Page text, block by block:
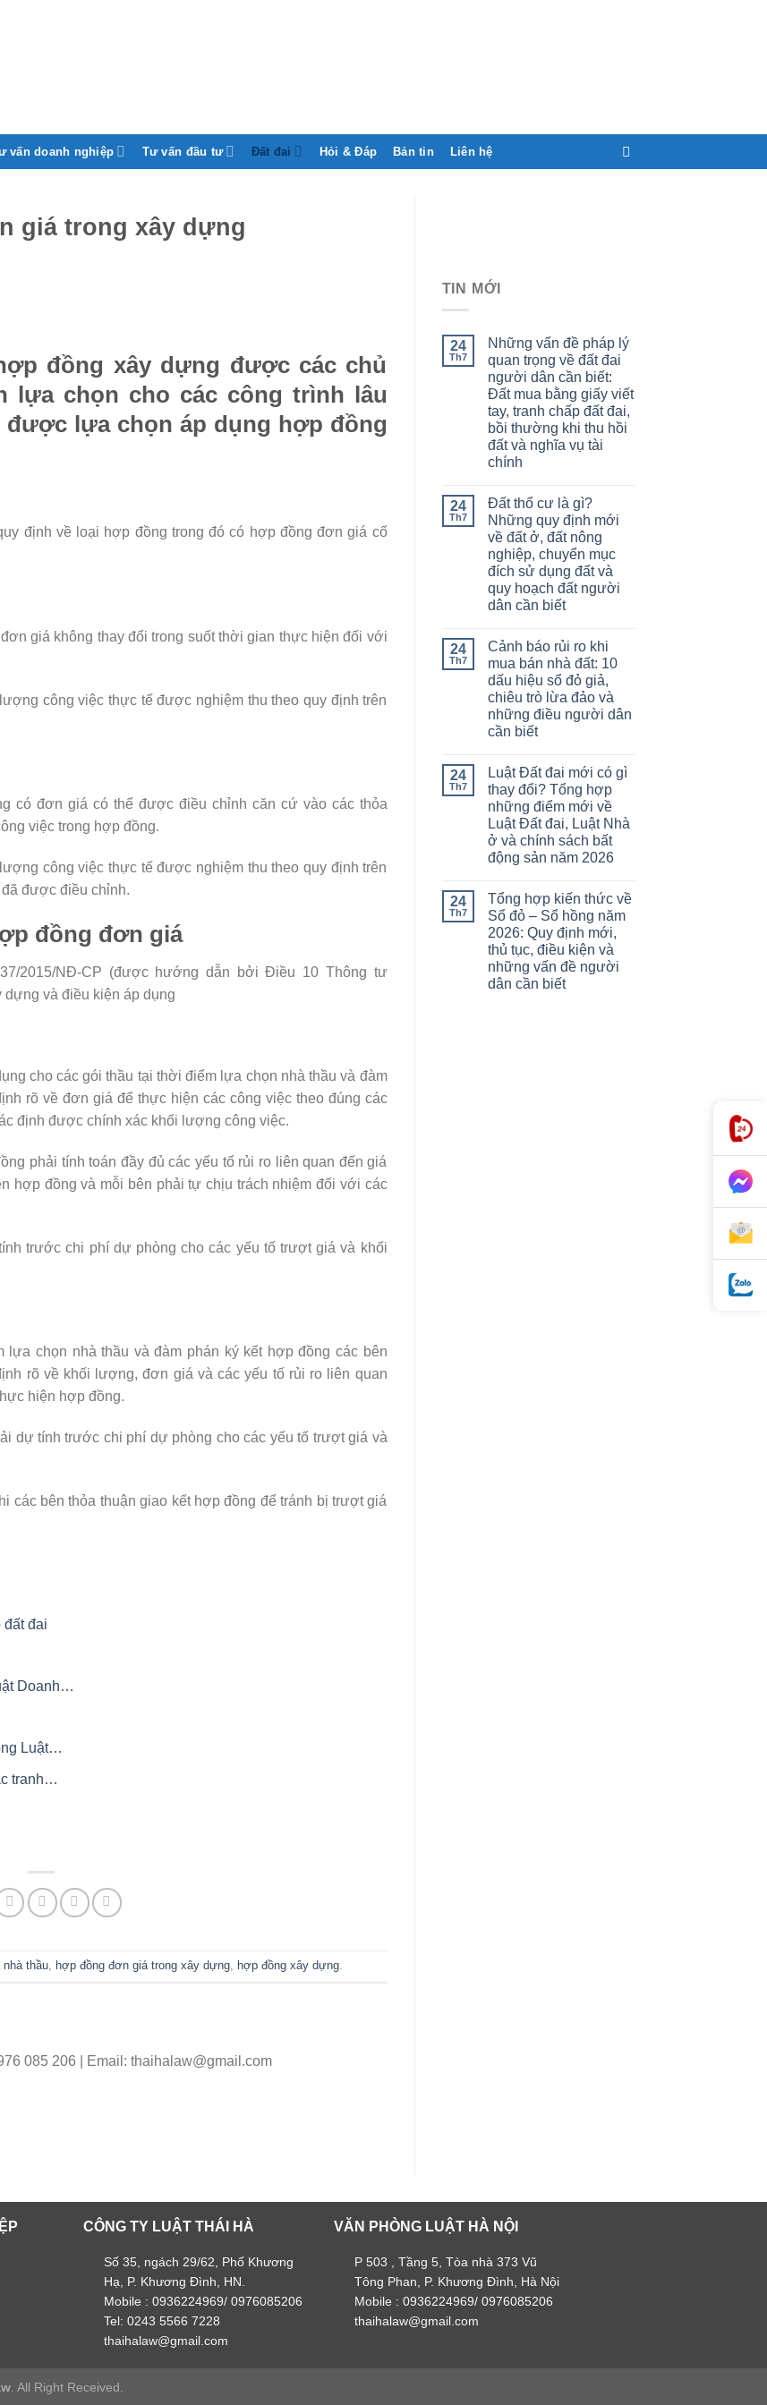
vấn doanh nghiệp Tư vấn đầu tư Đất đai Hỏi & Đáp Bản tin Liên hệ
giá trong xây dựng
đồng xây dựng được các chủ
lựa chọn cho các công trình lâu
được lựa chọn áp dụng hợp đồng
định về loại hợp đồng trong đó có hợp đồng đơn giá cố
giá không thay đổi trong suốt thời gian thực hiện đối với
công việc thực tế được nghiệm thu theo quy định trên
có đơn giá có thể được điều chỉnh căn cứ vào các thỏa
việc trong hợp đồng.
công việc thực tế được nghiệm thu theo quy định trên
được điều chỉnh.
đồng đơn giá
2015/NĐ-CP (được hướng dẫn bởi Điều 10 Thông tư
và điều kiện áp dụng
cho các gói thầu tại thời điểm lựa chọn nhà thầu và đàm
rõ về đơn giá để thực hiện các công việc theo đúng các
định được chính xác khối lượng công việc.
phải tính toán đầy đủ các yếu tố rủi ro liên quan đến giá
hợp đồng và mỗi bên phải tự chịu trách nhiệm đối với các
trước chi phí dự phòng cho các yếu tố trượt giá và khối
chọn nhà thầu và đàm phán ký kết hợp đồng các bên
rõ về khối lượng, đơn giá và các yếu tố rủi ro liên quan
hiện hợp đồng.
dự tính trước chi phí dự phòng cho các yếu tố trượt giá và
các bên thỏa thuận giao kết hợp đồng để tránh bị trượt giá
đất đai
Doanh…
Luật…
tranh…
thầu, hợp đồng đơn giá trong xây dựng, hợp đồng xây dựng.
085 206 | Email: thaihalaw@gmail.com
TIN MỚI
24
Th7
Những vấn đề pháp lý
quan trọng về đất đai
người dân cần biết:
Đất mua bằng giấy viết
tay, tranh chấp đất đai,
bồi thường khi thu hồi
đất và nghĩa vụ tài
chính
24
Th7
Đất thổ cư là gì?
Những quy định mới
về đất ở, đất nông
nghiệp, chuyển mục
đích sử dụng đất và
quy hoạch đất người
dân cần biết
24
Th7
Cảnh báo rủi ro khi
mua bán nhà đất: 10
dấu hiệu sổ đỏ giả,
chiêu trò lừa đảo và
những điều người dân
cần biết
24
Th7
Luật Đất đai mới có gì
thay đổi? Tổng hợp
những điểm mới về
Luật Đất đai, Luật Nhà
ở và chính sách bất
động sản năm 2026
24
Th7
Tổng hợp kiến thức về
Sổ đỏ – Sổ hồng năm
2026: Quy định mới,
thủ tục, điều kiện và
những vấn đề người
dân cần biết
CÔNG TY LUẬT THÁI HÀ
Số 35, ngách 29/62, Phố Khương
Hạ, P. Khương Đình, HN.
Mobile : 0936224969/ 0976085206
Tel: 0243 5566 7228
thaihalaw@gmail.com
VĂN PHÒNG LUẬT HÀ NỘI
P 503 , Tầng 5, Tòa nhà 373 Vũ
Tông Phan, P. Khương Đình, Hà Nội
Mobile : 0936224969/ 0976085206
thaihalaw@gmail.com
. All Right Received.